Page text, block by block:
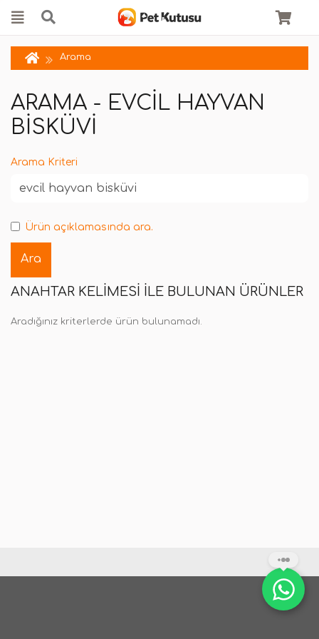
Arama
ARAMA - EVCIL HAYVAN
BISKÜVI
Arama Kriteri
Ürün açıklamasında ara.
ANAHTAR KELIMESI ILE BULUNAN ÜRÜNLER
Aradığınız kriterlerde ürün bulunamadı.